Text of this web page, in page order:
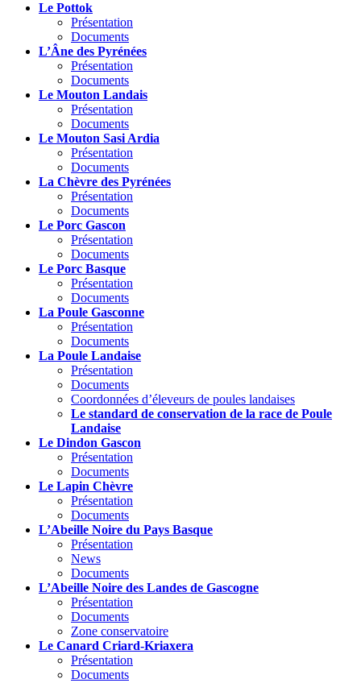
Le Pottok
Présentation
Documents
L’Âne des Pyrénées
Présentation
Documents
Le Mouton Landais
Présentation
Documents
Le Mouton Sasi Ardia
Présentation
Documents
La Chèvre des Pyrénées
Présentation
Documents
Le Porc Gascon
Présentation
Documents
Le Porc Basque
Présentation
Documents
La Poule Gasconne
Présentation
Documents
La Poule Landaise
Présentation
Documents
Coordonnées d’éleveurs de poules landaises
Le standard de conservation de la race de Poule
Landaise
Le Dindon Gascon
Présentation
Documents
Le Lapin Chèvre
Présentation
Documents
L’Abeille Noire du Pays Basque
Présentation
News
Documents
L’Abeille Noire des Landes de Gascogne
Présentation
Documents
Zone conservatoire
Le Canard Criard-Kriaxera
Présentation
Documents